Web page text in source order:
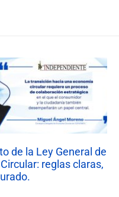
de la Ley General de
reglas claras,